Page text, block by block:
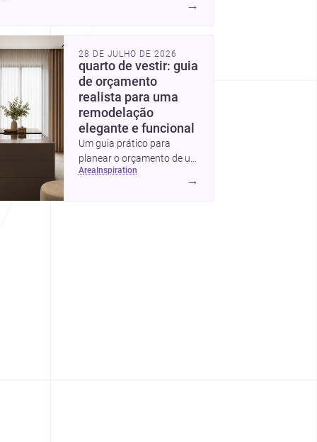
e significativos.
→
28 DE JULHO DE 2026
quarto de vestir: guia
de orçamento
realista para uma
remodelação
elegante e funcional
Um guia prático para
planear o orçamento de um
quarto de vestir em
Portugal, com intervalos de
area inspiration
→